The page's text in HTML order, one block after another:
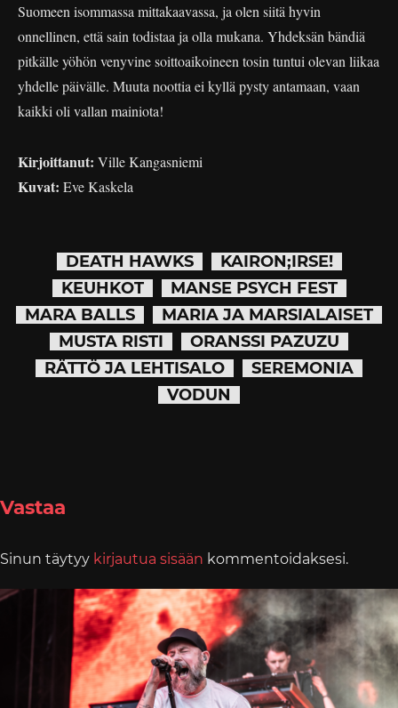
Suomeen isommassa mittakaavassa, ja olen siitä hyvin
onnellinen, että sain todistaa ja olla mukana. Yhdeksän bändiä
pitkälle yöhön venyvine soittoaikoineen tosin tuntui olevan liikaa
yhdelle päivälle. Muuta noottia ei kyllä pysty antamaan, vaan
kaikki oli vallan mainiota!
Kirjoittanut: Ville Kangasniemi
Kuvat: Eve Kaskela
DEATH HAWKS
KAIRON;IRSE!
KEUHKOT
MANSE PSYCH FEST
MARA BALLS
MARIA JA MARSIALAISET
MUSTA RISTI
ORANSSI PAZUZU
RÄTTÖ JA LEHTISALO
SEREMONIA
VODUN
Vastaa
Sinun täytyy kirjautua sisään kommentoidaksesi.